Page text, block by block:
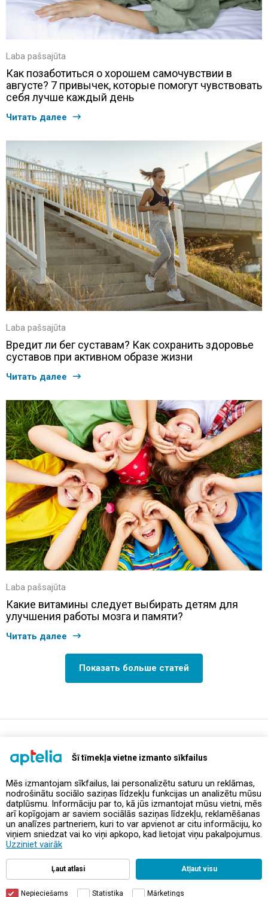
Šī tīmekļa vietne izmanto sīkfailus
Mēs izmantojam sīkfailus, lai personalizētu saturu un reklāmas,
nodrošinātu sociālo saziņas līdzekļu funkcijas un analizētu mūsu
datplūsmu. Informāciju par to, kā jūs izmantojat mūsu vietni, mēs
arī kopīgojam ar saviem sociālās saziņas līdzekļu, reklamēšanas
un analīzes partneriem, kuri to var apvienot ar citu informāciju, ko
viņiem sniedzat vai ko viņi apkopo, kad lietojat viņu pakalpojumus.
Uzziniet vairāk
Ļaut atlasi Atļaut visu
Nepieciešams Statistika Mārketings
Laba pašsajūta
Как позаботиться о хорошем самочувствии в
августе? 7 привычек, которые помогут чувствовать
себя лучше каждый день
Читать далее
Laba pašsajūta
Вредит ли бег суставам? Как сохранить здоровье
суставов при активном образе жизни
Читать далее
Laba pašsajūta
Какие витамины следует выбирать детям для
улучшения работы мозга и памяти?
Читать далее
Показать больше статей
Предложения и акции
Контакты